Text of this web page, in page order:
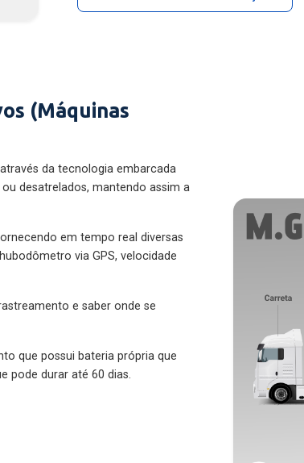
(Máquinas
da tecnologia embarcada
desatrelados, mantendo assim a
em tempo real diversas
via GPS, velocidade
e saber onde se
que possui bateria própria que
pode durar até 60 dias.